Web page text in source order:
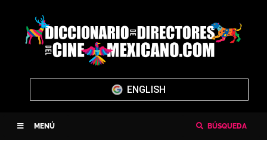
ENGLISH
MENÚ BÚSQUEDA